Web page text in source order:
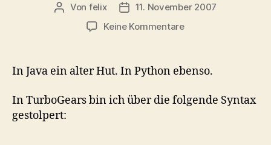
Beitragsautor
Von felix Veröffentlichungsdatum
11. November 2007
Keine Kommentarezu
Python
In Java ein alter Hut. In Python ebenso.
In TurboGears bin ich über die folgende Syntax
gestolpert: